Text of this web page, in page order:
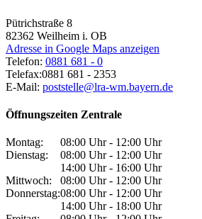
Pütrichstraße 8
82362 Weilheim i. OB
Adresse in Google Maps anzeigen
Telefon: 0881 681 - 0
Telefax:0881 681 - 2353
E-Mail: poststelle@lra-wm.bayern.de
Öffnungszeiten Zentrale
Montag:
08:00 Uhr - 12:00 Uhr
Dienstag:
08:00 Uhr - 12:00 Uhr
14:00 Uhr - 16:00 Uhr
Mittwoch:
08:00 Uhr - 12:00 Uhr
Donnerstag:08:00 Uhr - 12:00 Uhr
14:00 Uhr - 18:00 Uhr